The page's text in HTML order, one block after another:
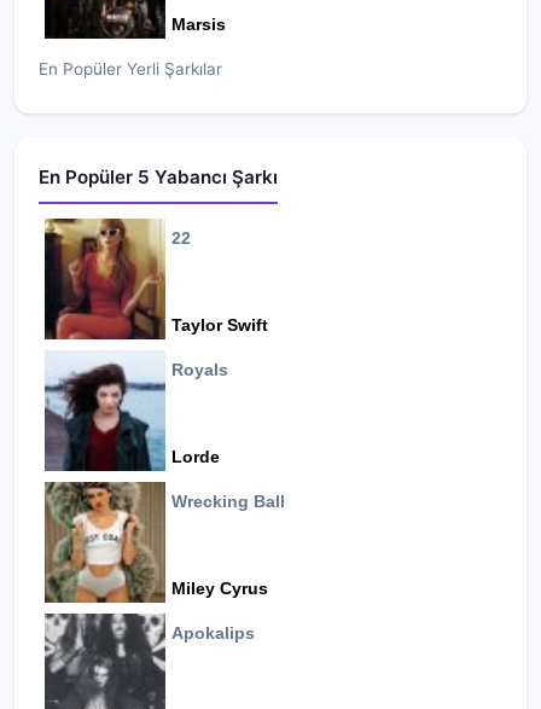
Marsis
En Popüler Yerli Şarkılar
En Popüler 5 Yabancı Şarkı
22
Taylor Swift
Royals
Lorde
Wrecking Ball
Miley Cyrus
Apokalips